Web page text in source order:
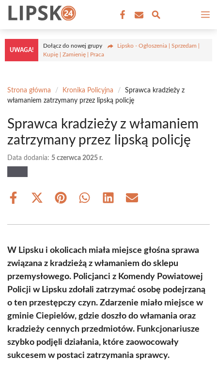
Przejdź
treści
UWAGA!
Dołącz do nowej grupy
Lipsko - Ogłoszenia | Sprzedam |
Kupię | Zamienię | Praca
Strona główna / Kronika Policyjna /
Sprawca kradzieży z
włamaniem zatrzymany przez lipską policję
Sprawca kradzieży z włamaniem
zatrzymany przez lipską policję
Data dodania: 5 czerwca 2025 r.
Share
Share
(Twitter)
Share Share Share Share
W Lipsku i okolicach miała miejsce głośna sprawa
związana z kradzieżą z włamaniem do sklepu
przemysłowego. Policjanci z Komendy Powiatowej
Policji w Lipsku zdołali zatrzymać osobę podejrzaną
o ten przestępczy czyn. Zdarzenie miało miejsce w
gminie Ciepielów, gdzie doszło do włamania oraz
kradzieży cennych przedmiotów. Funkcjonariusze
szybko podjęli działania, które zaowocowały
sukcesem w postaci zatrzymania sprawcy.